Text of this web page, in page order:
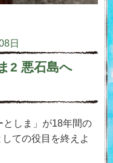
日
2 悪石島へ
しま」が18年間の
ての役目を終えよ